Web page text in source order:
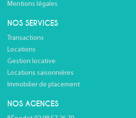
Mentions légales
NOS SERVICES
Transactions
Locations
Gestion locative
Locations saisonnières
Immobilier de placement
NOS AGENCES